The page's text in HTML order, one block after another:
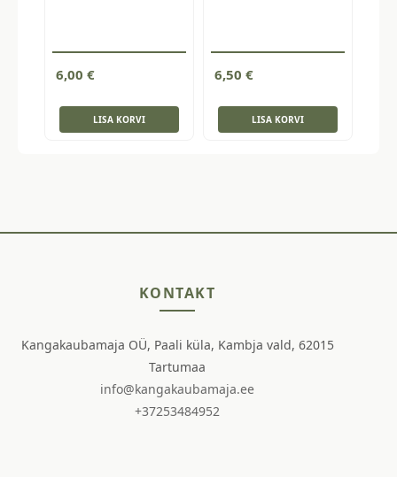
6,00 €
LISA KORVI
6,50 €
LISA KORVI
KONTAKT
Kangakaubamaja OÜ, Paali küla, Kambja vald, 62015
Tartumaa
info@kangakaubamaja.ee
+37253484952